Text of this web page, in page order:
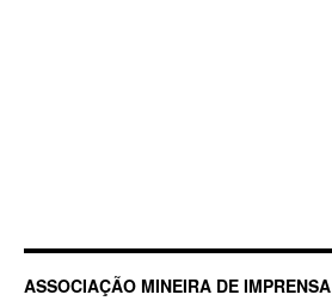
ASSOCIAÇÃO MINEIRA DE IMPRENSA